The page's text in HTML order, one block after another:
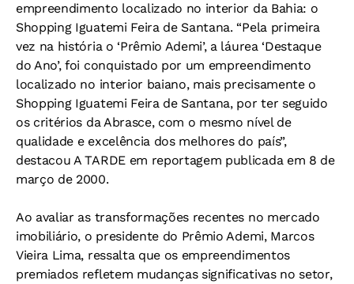
empreendimento localizado no interior da Bahia: o
Shopping Iguatemi Feira de Santana. “Pela primeira
vez na história o ‘Prêmio Ademi’, a láurea ‘Destaque
do Ano’, foi conquistado por um empreendimento
localizado no interior baiano, mais precisamente o
Shopping Iguatemi Feira de Santana, por ter seguido
os critérios da Abrasce, com o mesmo nível de
qualidade e excelência dos melhores do país”,
destacou A TARDE em reportagem publicada em 8 de
março de 2000.
Ao avaliar as transformações recentes no mercado
imobiliário, o presidente do Prêmio Ademi, Marcos
Vieira Lima, ressalta que os empreendimentos
premiados refletem mudanças significativas no setor,